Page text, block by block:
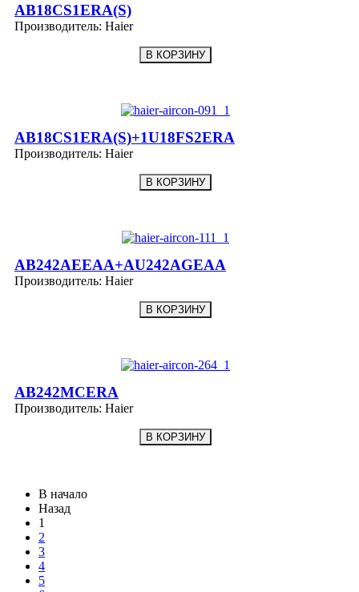
AB18CS1ERA(S)
Производитель: Haier
AB18CS1ERA(S)+1U18FS2ERA
Производитель: Haier
AB242AEEAA+AU242AGEAA
Производитель: Haier
AB242MCERA
Производитель: Haier
В начало
Назад
1
2
3
4
5